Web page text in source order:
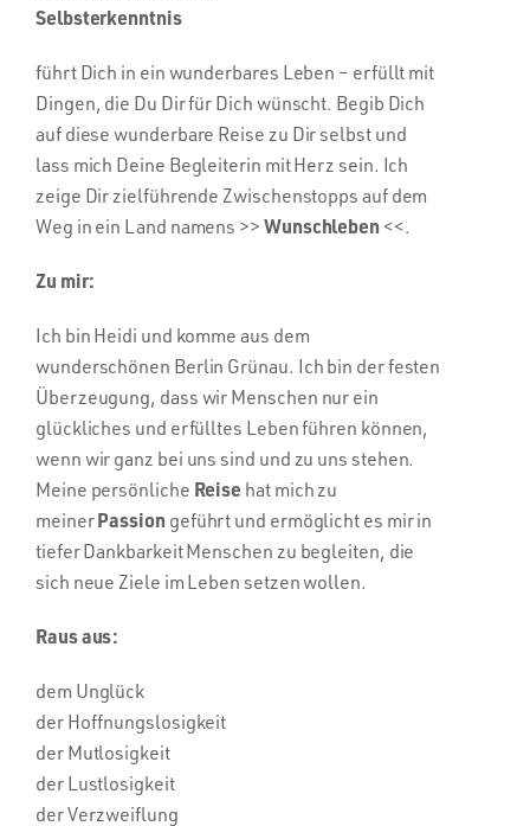
Selbsterkenntnis
führt Dich in ein wunderbares Leben – erfüllt mit
Dingen, die Du Dir für Dich wünscht. Begib Dich
auf diese wunderbare Reise zu Dir selbst und
lass mich Deine Begleiterin mit Herz sein. Ich
zeige Dir zielführende Zwischenstopps auf dem
Weg in ein Land namens >> Wunschleben <<.
Zu mir:
Ich bin Heidi und komme aus dem
wunderschönen Berlin Grünau. Ich bin der festen
Überzeugung, dass wir Menschen nur ein
glückliches und erfülltes Leben führen können,
wenn wir ganz bei uns sind und zu uns stehen.
Meine persönliche Reise hat mich zu
meinerPassion geführt und ermöglicht es mir in
tiefer Dankbarkeit Menschen zu begleiten, die
sich neue Ziele im Leben setzen wollen.
Raus aus:
dem Unglück
der Hoffnungslosigkeit
der Mutlosigkeit
der Lustlosigkeit
der Verzweiflung